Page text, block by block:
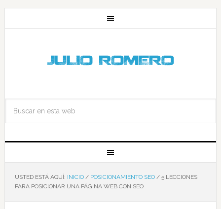
USTED ESTÁ AQUÍ: INICIO / POSICIONAMIENTO SEO /5 LECCIONES
PARA POSICIONAR UNA PÁGINA WEB CON SEO